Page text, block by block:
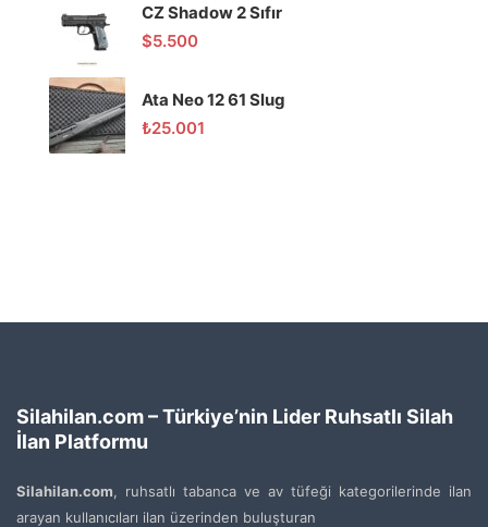
CZ Shadow 2 Sıfır
$5.500
Ata Neo 12 61 Slug
₺25.001
Silahilan.com – Türkiye’nin Lider Ruhsatlı Silah
İlan Platformu
Silahilan.com, ruhsatlı tabanca ve av tüfeği kategorilerinde ilan
arayan kullanıcıları ilan üzerinden buluşturan